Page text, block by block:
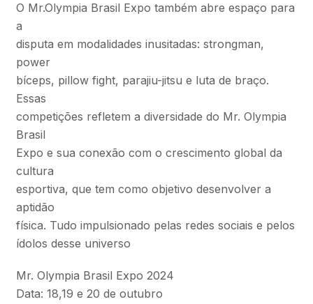
O Mr.Olympia Brasil Expo também abre espaço para
a
disputa em modalidades inusitadas: strongman,
power
bíceps, pillow fight, parajiu-jitsu e luta de braço.
Essas
competições refletem a diversidade do Mr. Olympia
Brasil
Expo e sua conexão com o crescimento global da
cultura
esportiva, que tem como objetivo desenvolver a
aptidão
física. Tudo impulsionado pelas redes sociais e pelos
ídolos desse universo
Mr. Olympia Brasil Expo 2024
Data: 18,19 e 20 de outubro